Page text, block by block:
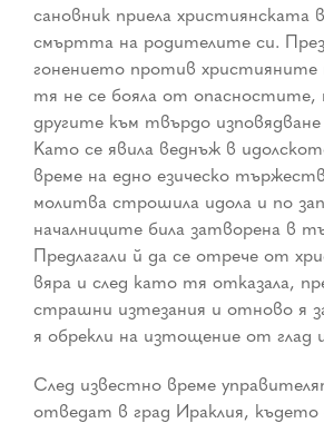
сановник приела християнската
смъртта на родителите си.
гонението против християните
тя не се бояла от опасностите,
другите към твърдо
Като се явила веднъж в
време на едно езическо
молитва строшила идола и по
началниците била затворена в
Предлагали й да се отрече от
вяра и след като тя отказала,
страшни изтезания и отново я
я обрекли на изтощение от глад
След известно време
отведат в град Ираклия, където